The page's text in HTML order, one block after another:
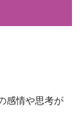
感情や思考が